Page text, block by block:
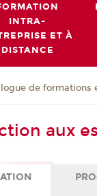
INTRA-
ET À
DISTANCE
de formations
aux